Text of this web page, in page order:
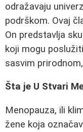
odražavaju
podrškom. Ovaj
On predstavlja
koji mogu
sasvim
Šta je U Stvari
Menopauza, ili
žene koja